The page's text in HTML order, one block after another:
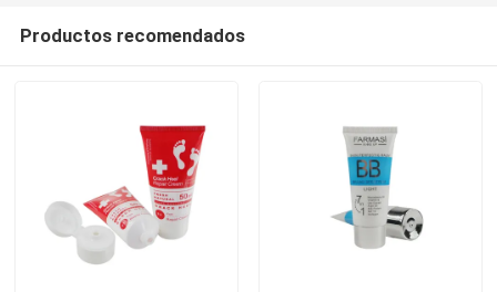
Productos recomendados